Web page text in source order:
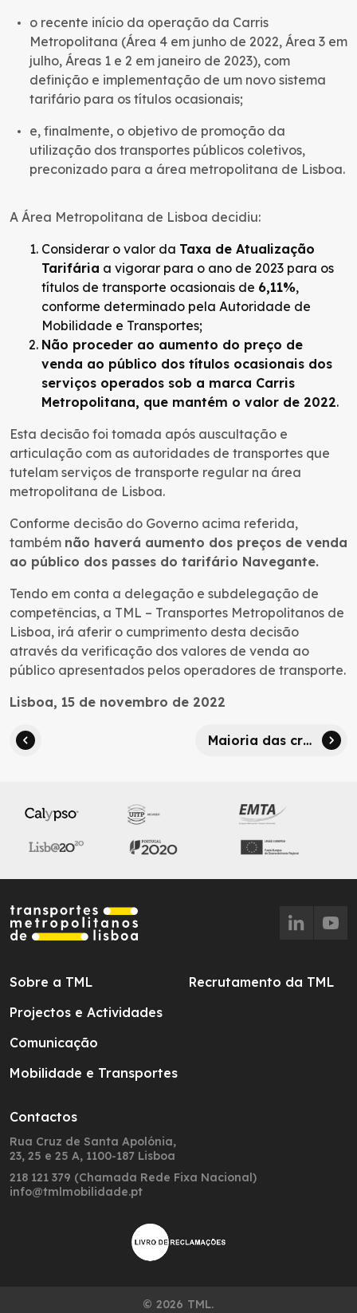
o recente início da operação da Carris
Metropolitana (Área 4 em junho de 2022, Área 3 em
julho, Áreas 1 e 2 em janeiro de 2023), com
definição e implementação de um novo sistema
tarifário para os títulos ocasionais;
e, finalmente, o objetivo de promoção da
utilização dos transportes públicos coletivos,
preconizado para a área metropolitana de Lisboa.
A Área Metropolitana de Lisboa decidiu:
Considerar o valor da Taxa de Atualização
Tarifária a vigorar para o ano de 2023 para os
títulos de transporte ocasionais de 6,11%,
conforme determinado pela Autoridade de
Mobilidade e Transportes;
Não proceder ao aumento do preço de
venda ao público dos títulos ocasionais dos
serviços operados sob a marca Carris
Metropolitana, que mantém o valor de 2022.
Esta decisão foi tomada após auscultação e
articulação com as autoridades de transportes que
tutelam serviços de transporte regular na área
metropolitana de Lisboa.
Conforme decisão do Governo acima referida,
também não haverá aumento dos preços de venda
ao público dos passes do tarifário Navegante.
Tendo em conta a delegação e subdelegação de
competências, a TML – Transportes Metropolitanos de
Lisboa, irá aferir o cumprimento desta decisão
através da verificação dos valores de venda ao
público apresentados pelos operadores de transporte.
Lisboa, 15 de novembro de 2022
Maioria das crianças só usa transportes “às vezes”
Sobre a TML
Projectos e Actividades
Comunicação
Mobilidade e Transportes
Recrutamento da TML
Contactos
Rua Cruz de Santa Apolónia,
23, 25 e 25 A, 1100-187 Lisboa
218 121 379 (Chamada Rede Fixa Nacional)
info@tmlmobilidade.pt
© 2026 TML.